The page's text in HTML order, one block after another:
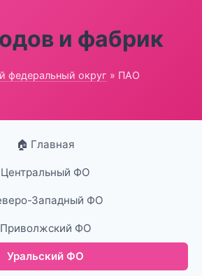
и фабрик
федеральный округ » ПАО
🏠 Главная
Центральный ФО
Западный ФО
Приволжский ФО
Уральский ФО